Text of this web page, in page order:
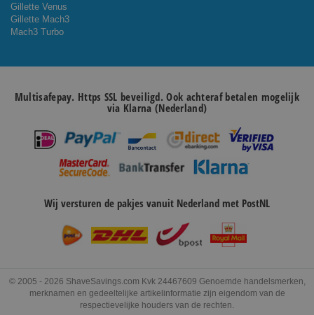
Gillette Venus
Gillette Mach3
Mach3 Turbo
Multisafepay. Https SSL beveiligd. Ook achteraf betalen mogelijk
via Klarna (Nederland)
Wij versturen de pakjes vanuit Nederland met PostNL
© 2005 - 2026 ShaveSavings.com Kvk 24467609 Genoemde handelsmerken,
merknamen en gedeeltelijke artikelinformatie zijn eigendom van de
respectievelijke houders van de rechten.